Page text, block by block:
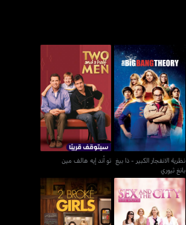
نظرية الانفجار الكبير - ذا
بيغ بانغ ثيوري
نظرية الانفجار الكبير - ذا بيغ
بانغ ثيوري
تو أند إيه هالف مين
تو أند إيه هالف مين